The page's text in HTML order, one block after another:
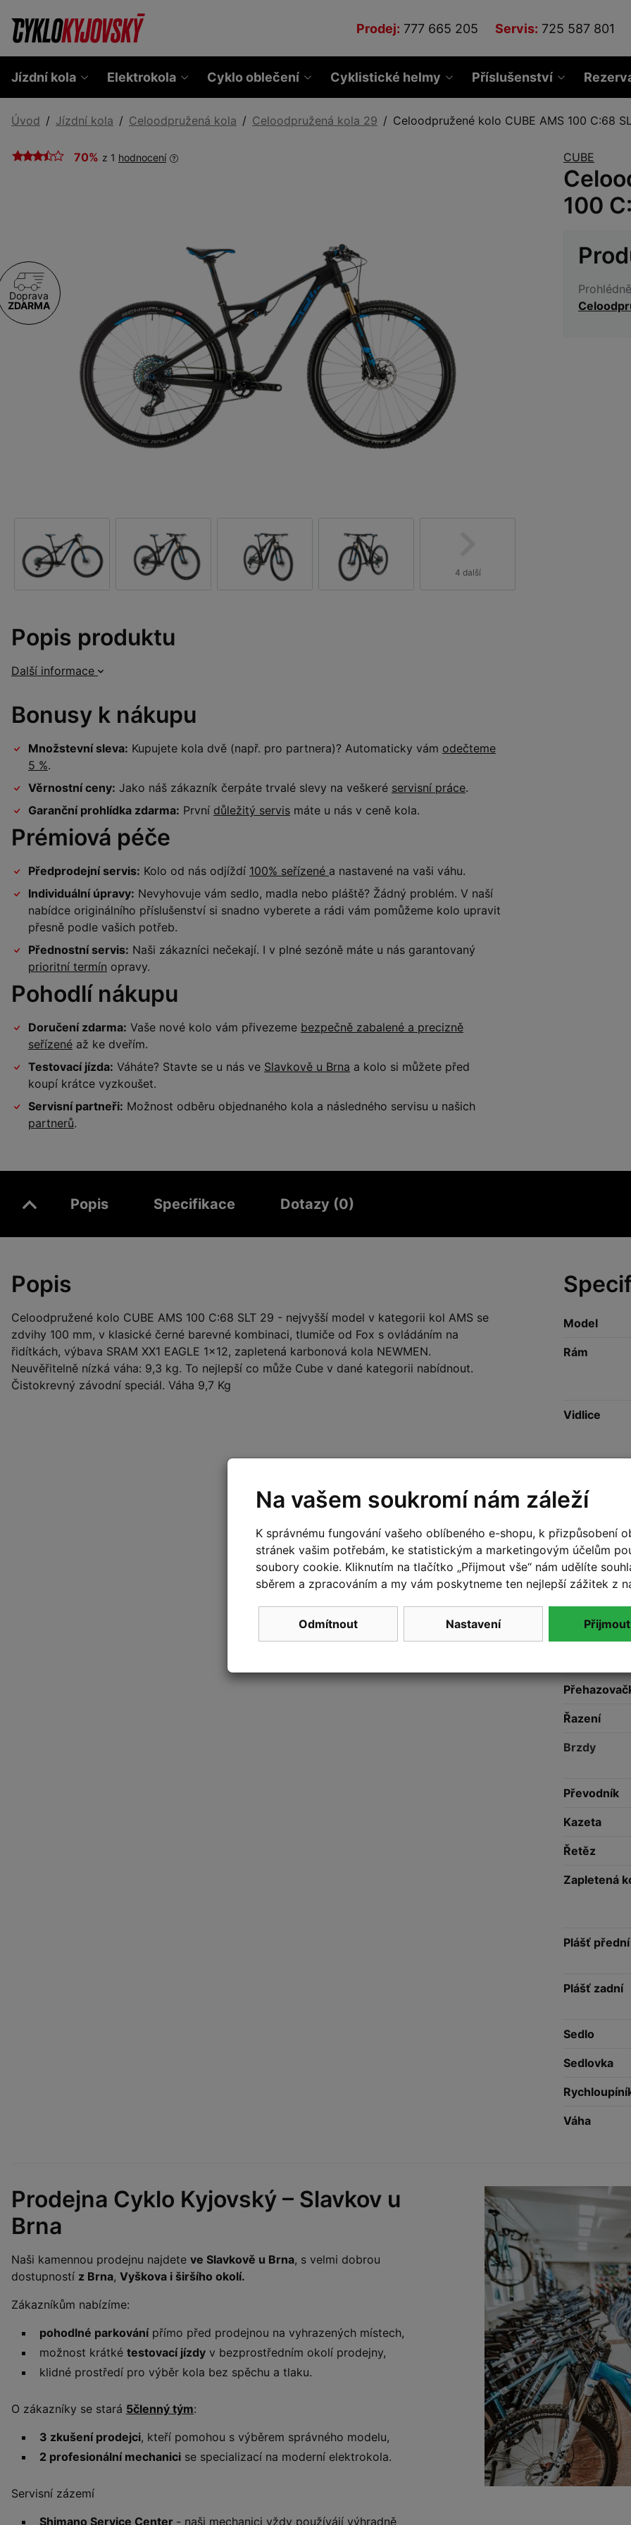
Prodej: 777 665 205 Servis: 725 587 801
Jízdní kola Elektrokola Cyklo oblečení Cyklistické helmy Příslušenství
Úvod Jízdní kola Celoodpružená kola Celoodpružená kola 29 Celoodpružené kolo CUBE AMS 100 C:68
70% z 1 hodnocení
Doprava
ZDARMA
4 další
Popis produktu
Další informace
Bonusy k nákupu
Množstevní sleva: Kupujete kola dvě (např. pro partnera)? Automaticky vám odečteme
5 %.
Věrnostní ceny: Jako náš zákazník čerpáte trvalé slevy na veškeré servisní práce.
Garanční prohlídka zdarma: První důležitý servis máte u nás v ceně kola.
Prémiová péče
Předprodejní servis: Kolo od nás odjíždí 100% seřízené a nastavené na vaši váhu.
Individuální úpravy: Nevyhovuje vám sedlo, madla nebo pláště? Žádný problém. V naší
nabídce originálního příslušenství si snadno vyberete a rádi vám pomůžeme kolo upravit
přesně podle vašich potřeb.
Přednostní servis: Naši zákazníci nečekají. I v plné sezóně máte u nás garantovaný
prioritní termín opravy.
Pohodlí nákupu
Doručení zdarma: Vaše nové kolo vám přivezeme bezpečně zabalené a precizně
seřízené až ke dveřím.
Testovací jízda: Váháte? Stavte se u nás ve Slavkově u Brna a kolo si můžete před
koupí krátce vyzkoušet.
Servisní partneři: Možnost odběru objednaného kola a následného servisu u našich
partnerů.
CUBE
100
Popis Specifikace Dotazy (0)
Popis
Celoodpružené kolo CUBE AMS 100 C:68 SLT 29 - nejvyšší model v kategorii kol AMS se
zdvihy 100 mm, v klasické černé barevné kombinaci, tlumiče od Fox s ovládáním na
řidítkách, výbava SRAM XX1 EAGLE 1x12, zapletená karbonová kola NEWMEN.
Neuvěřitelně nízká váha: 9,3 kg. To nejlepší co může Cube v dané kategorii nabídnout.
Čistokrevný závodní speciál. Váha 9,7 Kg
Model
Rám
Vidlice
Hlavové
Představec
Řazení
Brzdy
Převodník
Kazeta
Řetěz
Zapletená
Plášť přední
Plášť zadní
Sedlo
Sedlovka
Váha
Prodejna Cyklo Kyjovský – Slavkov u
Brna
Naši kamennou prodejnu najdete ve Slavkově u Brna, s velmi dobrou
dostupností z Brna, Vyškova i širšího okolí.
Zákazníkům nabízíme:
pohodlné parkovánípřímo před prodejnou na vyhrazených místech,
možnost krátké testovací jízdy v bezprostředním okolí prodejny,
klidné prostředí pro výběr kola bez spěchu a tlaku.
O zákazníky se stará 5členný tým:
3 zkušení prodejci, kteří pomohou s výběrem správného modelu,
2 profesionální mechanici se specializací na moderní elektrokola.
Servisní zázemí
Shimano Service Center - naši mechanici vždy používájí výhradně
Na vašem soukromí nám záleží
K správnému fungování vašeho oblíbeného e-shopu, k přizpůsobení
stránek vašim potřebám, ke statistickým a marketingovým účelům
soubory cookie. Kliknutím na tlačítko „Přijmout vše“ nám udělíte
sběrem a zpracováním a my vám poskytneme ten nejlepší zážitek z
Odmítnout Nastavení